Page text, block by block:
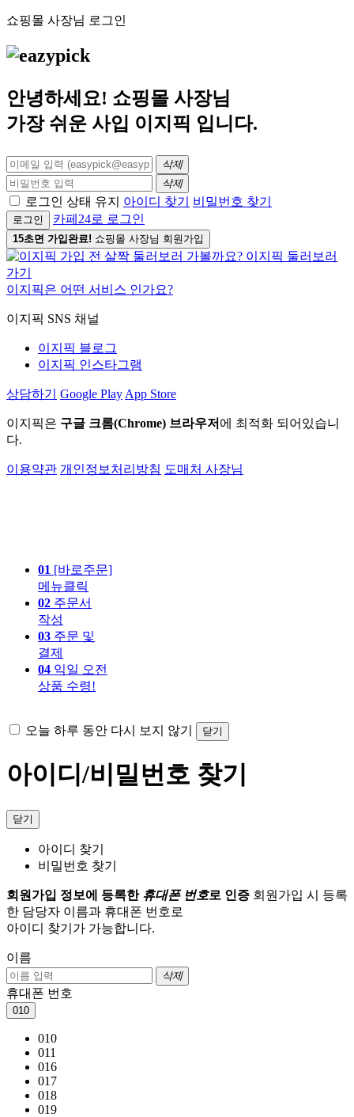
쇼핑몰 사장님 로그인
안녕하세요! 쇼핑몰 사장님
가장 쉬운 사입 이지픽 입니다.
삭제
삭제
로그인 상태 유지 아이디 찾기 비밀번호 찾기
로그인 카페24로 로그인
15초면 가입완료! 쇼핑몰 사장님 회원가입
이지픽은 어떤 서비스 인가요?
이지픽 SNS 채널
이지픽 블로그
이지픽 인스타그램
상담하기 Google Play App Store
이지픽은 구글 크롬(Chrome) 브라우저 에 최적화 되어있습니
다.
이용약관 개인정보처리방침 도매처 사장님
01 [바로주문]
메뉴클릭
02 주문서
작성
03 주문 및
결제
04 익일 오전
상품 수령!
오늘 하루 동안 다시 보지 않기 닫기
아이디/비밀번호 찾기
닫기
아이디 찾기
비밀번호 찾기
회원가입 정보에 등록한 휴대폰 번호로 인증 회원가입 시 등록
한 담당자 이름과 휴대폰 번호로
아이디 찾기가 가능합니다.
이름
삭제
휴대폰 번호
010
010
011
016
017
018
019